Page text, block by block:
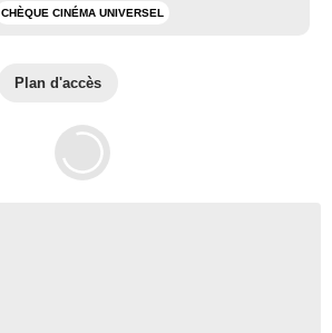
CHÈQUE CINÉMA UNIVERSEL
Plan d'accès